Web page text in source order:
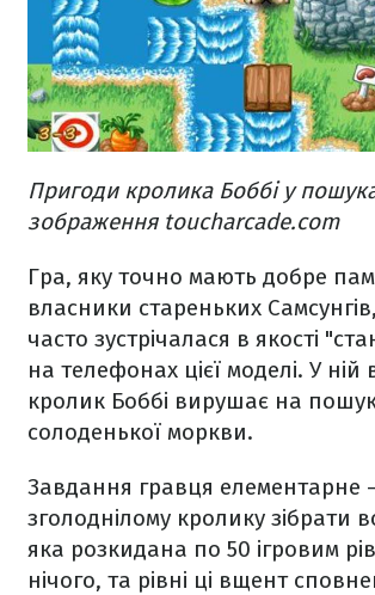
Пригоди кролика Боббі у
зображення toucharcade.com
Гра, яку точно мають добре
власники стареньких
часто зустрічалася в якості
на телефонах цієї моделі. У ній
кролик Боббі вирушає на
солоденької моркви.
Завдання гравця елементарне
зголоднілому кролику зібрати
яка розкидана по 50 ігровим
нічого, та рівні ці вщент